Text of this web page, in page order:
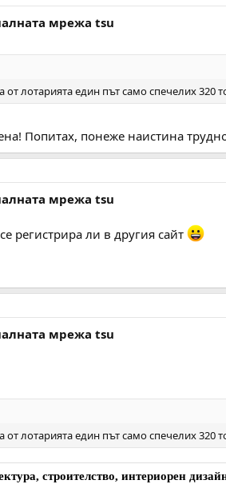
мрежа tsu
от лотарията един път само спечелих 320
Попитах, понеже наистина
мрежа tsu
регистрира ли в другия сайт
мрежа tsu
от лотарията един път само спечелих 320
строителство, интериорен